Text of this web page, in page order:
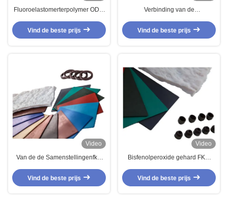
Fluoroelastomerterpolymer ODM
Rubberverbindingen van de
Samenstellingsfkm Lage
Vind de beste prijs
Verbinding van de
water de Bestand Rubberfpm
FKM Lage Temperatuur
Vind de beste prijs
Video
Van de de Samenstellingenfkm
Temperatuurweerstand FKM de
Slang Giftige Vrije Eco
Vind de beste prijs
Video
Bisfenolperoxide gehard FKM
temperatuurbestendigheid en
brandstofbestendige
Vind de beste prijs